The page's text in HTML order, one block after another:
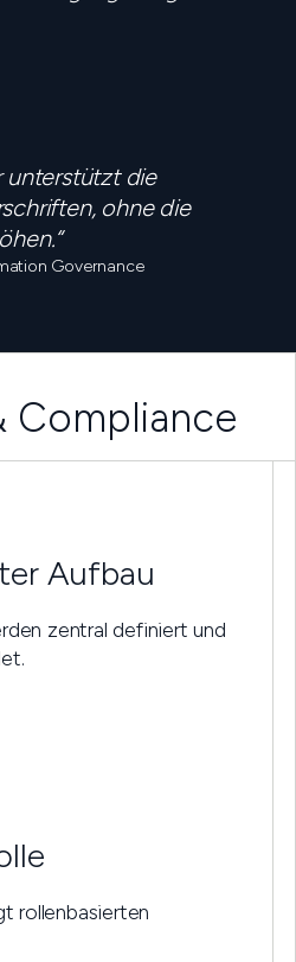
unterstützt die
ohne die
Governance
Compliance
Aufbau
zentral definiert und
rollenbasierten